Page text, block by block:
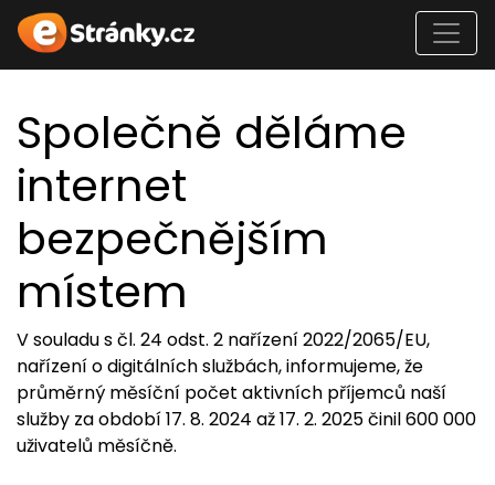
Společně děláme
internet
bezpečnějším
místem
V souladu s čl. 24 odst. 2 nařízení 2022/2065/EU,
nařízení o digitálních službách, informujeme, že
průměrný měsíční počet aktivních příjemců naší
služby za období 17. 8. 2024 až 17. 2. 2025 činil 600 000
uživatelů měsíčně.